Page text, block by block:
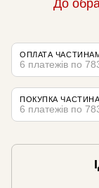
До
ОПЛАТА
6 платежів по
ПОКУПКА
6 платежів по